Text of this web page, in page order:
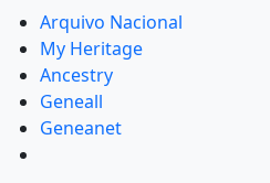
Arquivo Nacional
My Heritage
Ancestry
Geneall
Geneanet